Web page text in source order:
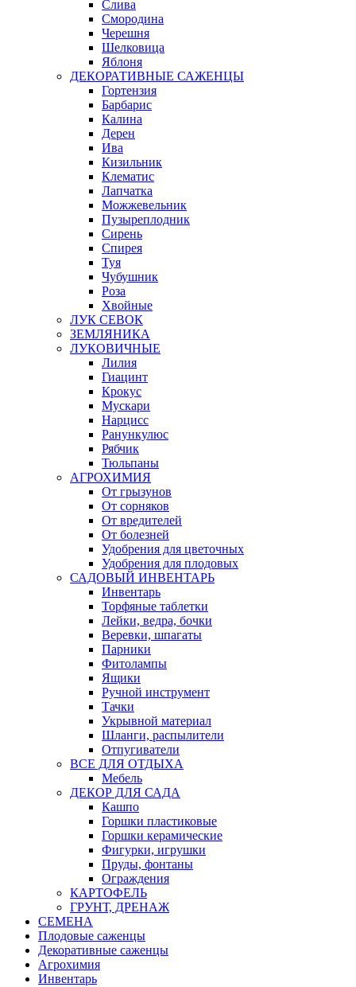
Слива
Смородина
Черешня
Шелковица
Яблоня
ДЕКОРАТИВНЫЕ САЖЕНЦЫ
Гортензия
Барбарис
Калина
Дерен
Ива
Кизильник
Клематис
Лапчатка
Можжевельник
Пузыреплодник
Сирень
Спирея
Туя
Чубушник
Роза
Хвойные
ЛУК СЕВОК
ЗЕМЛЯНИКА
ЛУКОВИЧНЫЕ
Лилия
Гиацинт
Крокус
Мускари
Нарцисс
Ранункулюс
Рябчик
Тюльпаны
АГРОХИМИЯ
От грызунов
От сорняков
От вредителей
От болезней
Удобрения для цветочных
Удобрения для плодовых
САДОВЫЙ ИНВЕНТАРЬ
Инвентарь
Торфяные таблетки
Лейки, ведра, бочки
Веревки, шпагаты
Парники
Фитолампы
Ящики
Ручной инструмент
Тачки
Укрывной материал
Шланги, распылители
Отпугиватели
ВСЕ ДЛЯ ОТДЫХА
Мебель
ДЕКОР ДЛЯ САДА
Кашпо
Горшки пластиковые
Горшки керамические
Фигурки, игрушки
Пруды, фонтаны
Ограждения
КАРТОФЕЛЬ
ГРУНТ, ДРЕНАЖ
СЕМЕНА
Плодовые саженцы
Декоративные саженцы
Агрохимия
Инвентарь